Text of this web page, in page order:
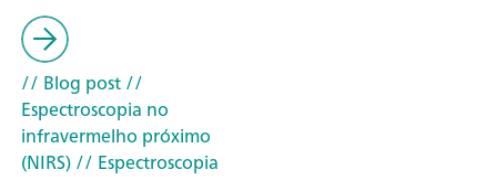
// Blog post//
Espectroscopia no
infravermelho próximo
(NIRS)// Espectroscopia